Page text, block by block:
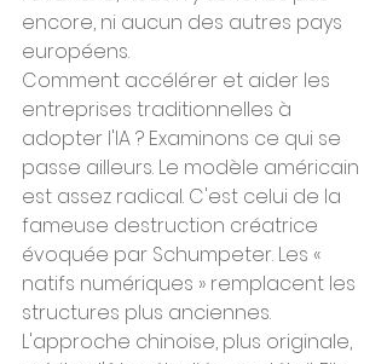
encore, ni aucun des autres pays
européens.
Comment accélérer et aider les
entreprises traditionnelles à
adopter l'IA ? Examinons ce qui se
passe ailleurs. Le modèle américain
est assez radical. C'est celui de la
fameuse destruction créatrice
évoquée par Schumpeter. Les «
natifs numériques » remplacent les
structures plus anciennes.
L'approche chinoise, plus originale,